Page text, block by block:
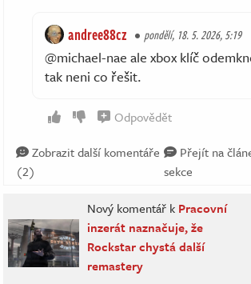
andree88cz pondělí, 18. 5. 2026, 5:19
@michael-nae ale xbox klíč
tak neni co řešit.
Odpovědět
Zobrazit další komentáře
(2)
Přejít na
sekce
Nový komentář k Pracovní
inzerát naznačuje, že
Rockstar chystá další
remastery